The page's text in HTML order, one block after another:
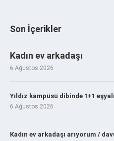
Son İçerikler
Kadın ev arkadaşı
6 Ağustos 2026
Yıldız kampüsü dibinde 1+1
6 Ağustos 2026
Kadın ev arkadaşı arıyorum /